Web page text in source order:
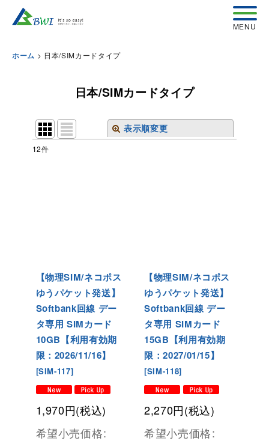
ホーム > 日本/SIMカードタイプ
日本/SIMカードタイプ
表示順変更
12件
【物理SIM/ネコポス
ゆうパケット発送】
Softbank回線 デー
タ専用 SIMカード
10GB【利用有効期
限：2026/11/16】
[SIM-117]
1,970円(税込)
希望小売価格:
【物理SIM/ネコポス
ゆうパケット発送】
Softbank回線 デー
タ専用 SIMカード
15GB【利用有効期
限：2027/01/15】
[SIM-118]
2,270円(税込)
希望小売価格: